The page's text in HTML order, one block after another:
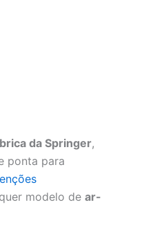
da Springer,
ponta para
modelo de ar-